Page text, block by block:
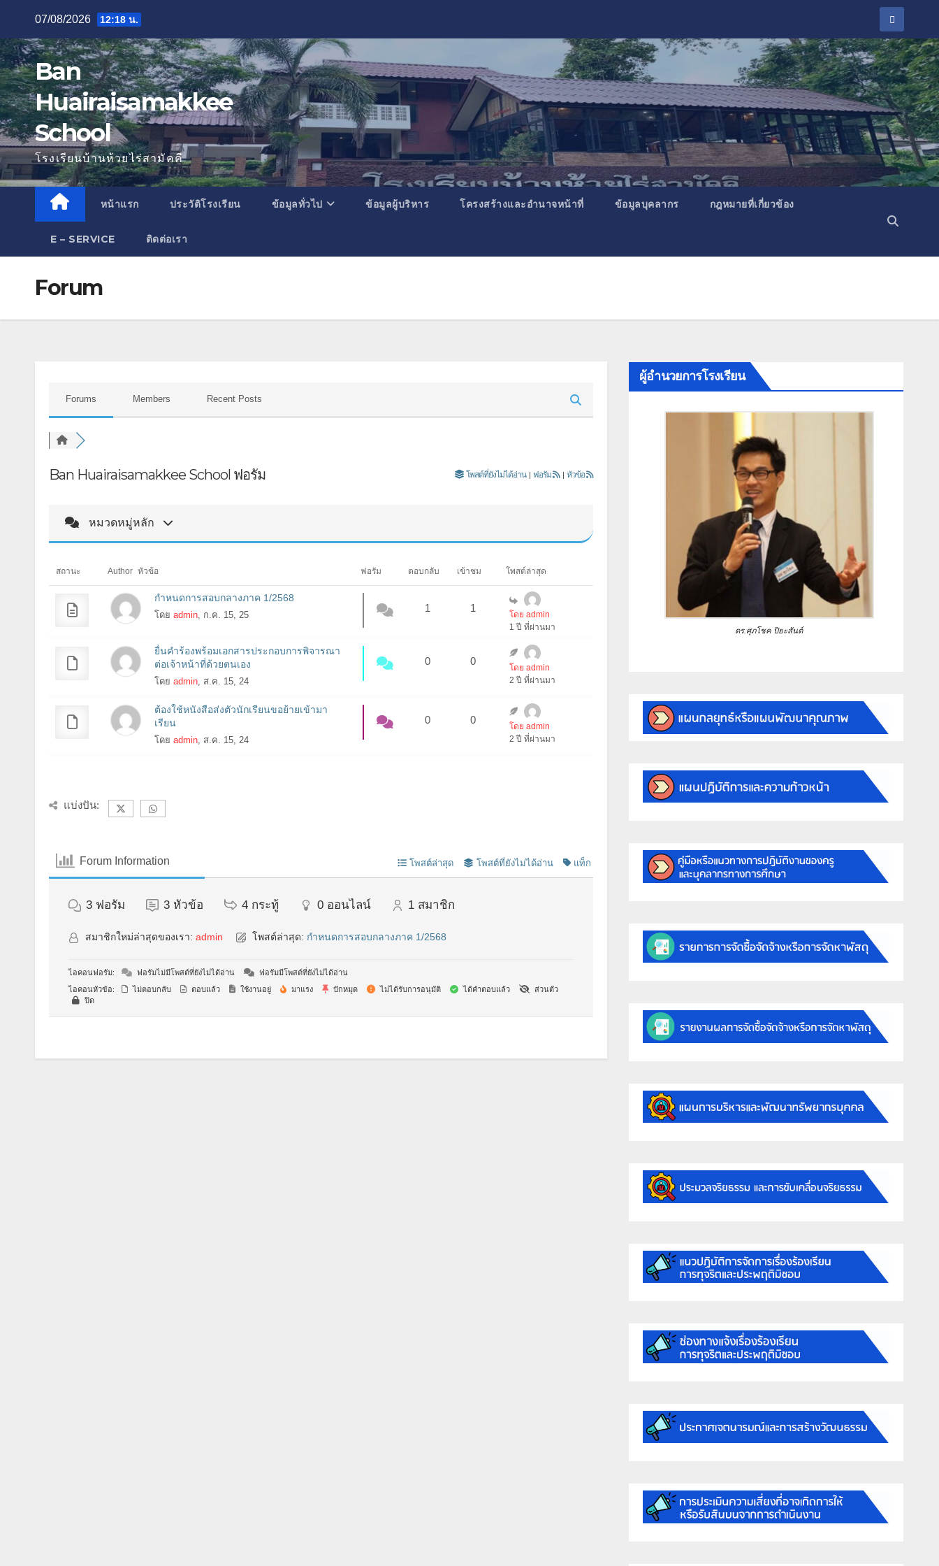
content
07/08/2026 12:18 น.
Ban
Huairaisamakkee
School
โรงเรียนบ้านห้วยไร่สามัคคี
หน้าแรก ประวัติโรงเรียน ข้อมูลทั่วไป ข้อมูลผู้บริหาร โครงสร้างและอำนาจหน้าที่ ข้อมูลบุคลากร กฎหมายที่เกี่ยวข้อง
E – SERVICE ติดต่อเรา
Forum
Forums Members Recent Posts
Ban Huairaisamakkee School ฟอรัม โพสต์ที่ยังไม่ได้อ่าน | ฟอรัม | หัวข้อ
หมวดหมู่หลัก
สถานะ Author หัวข้อ ฟอรัม ตอบกลับ เข้าชม โพสต์ล่าสุด
กำหนดการสอบกลางภาค 1/2568
โดย admin, ก.ค. 15, 25
1 1
โดย admin
1 ปี ที่ผ่านมา
ยื่นคำร้องพร้อมเอกสารประกอบการพิจารณา
ต่อเจ้าหน้าที่ด้วยตนเอง
โดย admin, ส.ค. 15, 24
0 0
โดย admin
2 ปี ที่ผ่านมา
ต้องใช้หนังสือส่งตัวนักเรียนขอย้ายเข้ามา
เรียน
โดย admin, ส.ค. 15, 24
0 0
โดย admin
2 ปี ที่ผ่านมา
แบ่งปัน:
Forum Information โพสต์ล่าสุด โพสต์ที่ยังไม่ได้อ่าน แท็ก
3 ฟอรัม 3 หัวข้อ 4 กระทู้ 0 ออนไลน์ 1 สมาชิก
สมาชิกใหม่ล่าสุดของเรา: admin โพสต์ล่าสุด: กำหนดการสอบกลางภาค 1/2568
ไอคอนฟอรัม: ฟอรัมไม่มีโพสต์ที่ยังไม่ได้อ่าน
ฟอรัมมีโพสต์ที่ยังไม่ได้อ่าน
ไอคอนหัวข้อ:
ไม่ตอบกลับ ตอบแล้ว ใช้งานอยู่ มาแรง ปักหมุด ไม่ได้รับการอนุมัติ ได้คำตอบแล้ว
ส่วนตัว
ปิด
ผู้อำนวยการโรงเรียน
ดร.ศุภโชค ปิยะสันต์